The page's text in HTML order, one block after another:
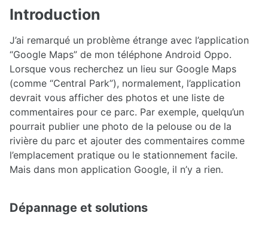
Introduction
J’ai remarqué un problème étrange avec l’application
“Google Maps” de mon téléphone Android Oppo.
Lorsque vous recherchez un lieu sur Google Maps
(comme “Central Park”), normalement, l’application
devrait vous afficher des photos et une liste de
commentaires pour ce parc. Par exemple, quelqu’un
pourrait publier une photo de la pelouse ou de la
rivière du parc et ajouter des commentaires comme
l’emplacement pratique ou le stationnement facile.
Mais dans mon application Google, il n’y a rien.
Dépannage et solutions